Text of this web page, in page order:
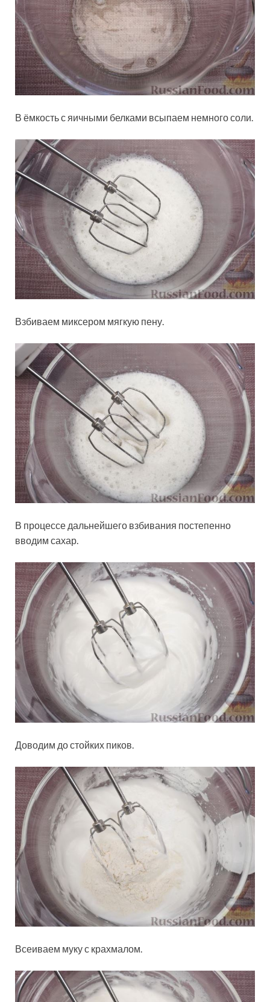
В ёмкость с яичными белками всыпаем немного соли.
Взбиваем миксером мягкую пену.
В процессе дальнейшего взбивания постепенно
вводим сахар.
Доводим до стойких пиков.
Всеиваем муку с крахмалом.